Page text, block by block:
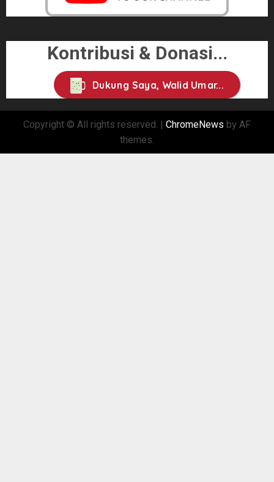
Kontribusi & Donasi...
Dukung Saya, Walid Umar...
Copyright © All rights reserved. | ChromeNews by AF
themes.